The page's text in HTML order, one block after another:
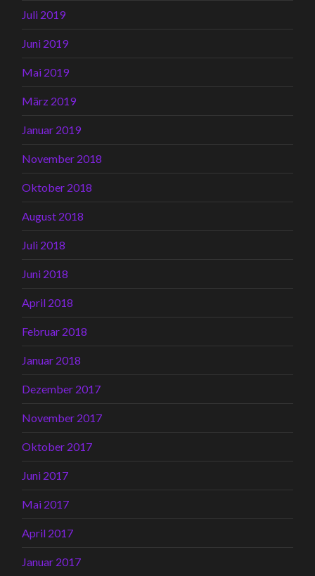
Juli 2019
Juni 2019
Mai 2019
März 2019
Januar 2019
November 2018
Oktober 2018
August 2018
Juli 2018
Juni 2018
April 2018
Februar 2018
Januar 2018
Dezember 2017
November 2017
Oktober 2017
Juni 2017
Mai 2017
April 2017
Januar 2017